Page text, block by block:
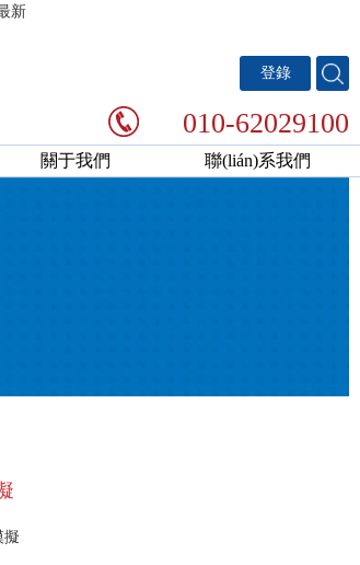
新
登錄
010-62029100
關于我們 聯(lián)系我們
擬